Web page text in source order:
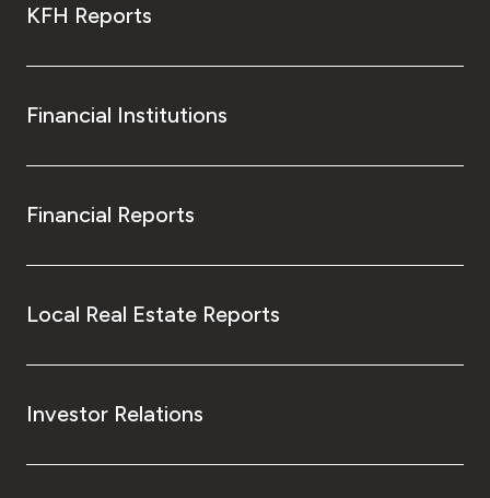
KFH Reports
Financial Institutions
Financial Reports
Local Real Estate Reports
Investor Relations